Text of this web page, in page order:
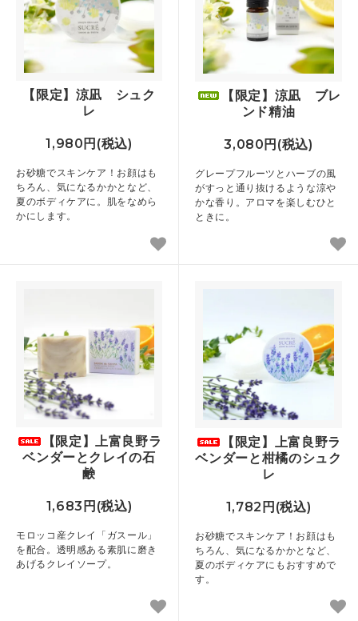
【限定】涼凪 シュク
レ
1,980円(税込)
お砂糖でスキンケア！お顔はも
ちろん、気になるかかとなど、
夏のボディケアに。肌をなめら
かにします。
【限定】涼凪 ブレ
ンド精油
3,080円(税込)
グレープフルーツとハーブの風
がすっと通り抜けるような涼や
かな香り。アロマを楽しむひと
ときに。
【限定】上富良野ラ
ベンダーとクレイの石
鹸
1,683円(税込)
モロッコ産クレイ「ガスール」
を配合。透明感ある素肌に磨き
あげるクレイソープ。
【限定】上富良野ラ
ベンダーと柑橘のシュク
レ
1,782円(税込)
お砂糖でスキンケア！お顔はも
ちろん、気になるかかとなど、
夏のボディケアにもおすすめで
す。